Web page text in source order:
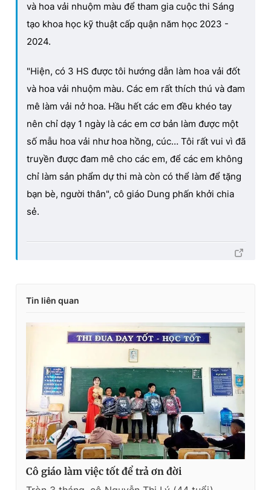
và hoa vải nhuộm màu để tham gia cuộc thi Sáng
tạo khoa học kỹ thuật cấp quận năm học 2023 -
2024.
"Hiện, có 3 HS được tôi hướng dẫn làm hoa vải đốt
và hoa vải nhuộm màu. Các em rất thích thú và đam
mê làm vải nở hoa. Hầu hết các em đều khéo tay
nên chỉ dạy 1 ngày là các em cơ bản làm được một
số mẫu hoa vải như hoa hồng, cúc… Tôi rất vui vì đã
truyền được đam mê cho các em, để các em không
chỉ làm sản phẩm dự thi mà còn có thể làm để tặng
bạn bè, người thân", cô giáo Dung phấn khởi chia
sẻ.
Tin liên quan
Cô giáo làm việc tốt để trả ơn đời